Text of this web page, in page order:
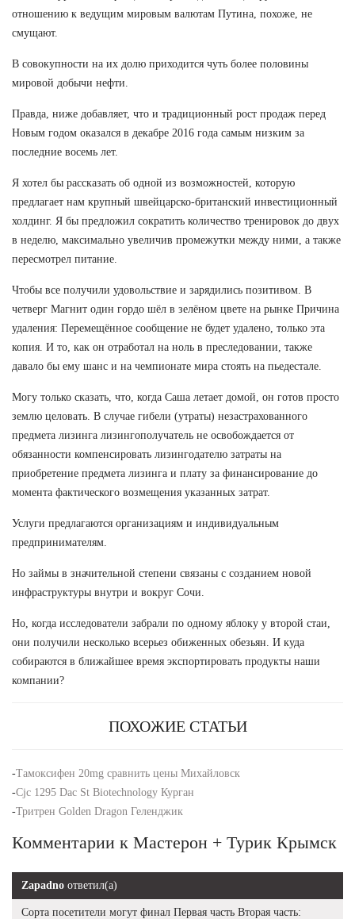
отношению к ведущим мировым валютам Путина, похоже, не
смущают.
В совокупности на их долю приходится чуть более половины
мировой добычи нефти.
Правда, ниже добавляет, что и традиционный рост продаж перед
Новым годом оказался в декабре 2016 года самым низким за
последние восемь лет.
Я хотел бы рассказать об одной из возможностей, которую
предлагает нам крупный швейцарско-британский инвестиционный
холдинг. Я бы предложил сократить количество тренировок до двух
в неделю, максимально увеличив промежутки между ними, а также
пересмотрел питание.
Чтобы все получили удовольствие и зарядились позитивом. В
четверг Магнит один гордо шёл в зелёном цвете на рынке Причина
удаления: Перемещённое сообщение не будет удалено, только эта
копия. И то, как он отработал на ноль в преследовании, также
давало бы ему шанс и на чемпионате мира стоять на пьедестале.
Могу только сказать, что, когда Саша летает домой, он готов просто
землю целовать. В случае гибели (утраты) незастрахованного
предмета лизинга лизингополучатель не освобождается от
обязанности компенсировать лизингодателю затраты на
приобретение предмета лизинга и плату за финансирование до
момента фактического возмещения указанных затрат.
Услуги предлагаются организациям и индивидуальным
предпринимателям.
Но займы в значительной степени связаны с созданием новой
инфраструктуры внутри и вокруг Сочи.
Но, когда исследователи забрали по одному яблоку у второй стаи,
они получили несколько всерьез обиженных обезьян. И куда
собираются в ближайшее время экспортировать продукты наши
компании?
ПОХОЖИЕ СТАТЬИ
-Тамоксифен 20mg сравнить цены Михайловск
-Cjc 1295 Dac St Biotechnology Курган
-Тритрен Golden Dragon Геленджик
Комментарии к Мастерон + Турик Крымск
Zapadno ответил(а)
Сорта посетители могут финал Первая часть Вторая часть: